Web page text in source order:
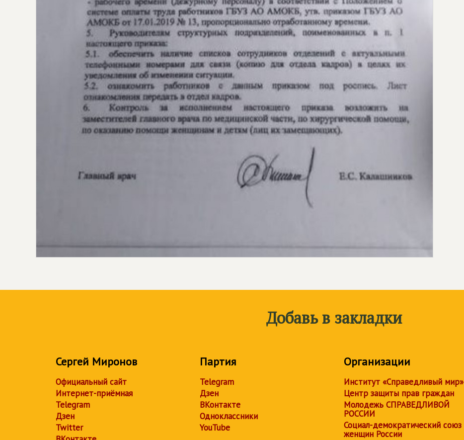
Добавь в закладки
Сергей Миронов
Официальный сайт
Интернет-приёмная
Telegram
Дзен
Twitter
Партия
Telegram
Дзен
ВКонтакте
Одноклассники
YouTube
Организации
Институт «Справедливый мир»
Центр защиты прав граждан
Молодежь СПРАВЕДЛИВОЙ
РОССИИ
Социал-демократический союз
женщин России